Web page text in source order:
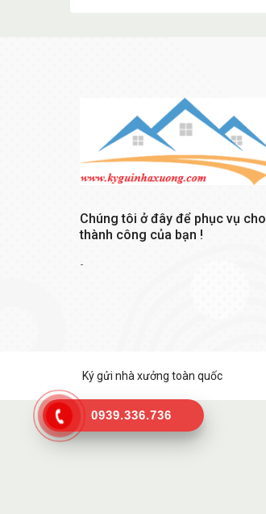
Chúng tôi ở đây để phục vụ cho
thành công của bạn !
-
Ký gửi nhà xưởng toàn quốc
0939.336.736